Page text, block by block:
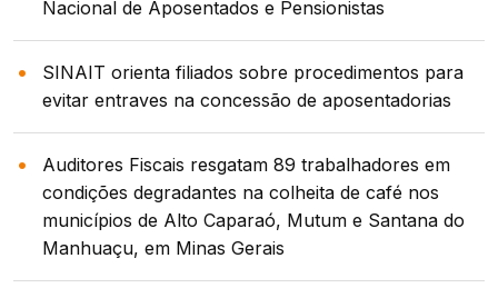
Nacional de Aposentados e Pensionistas
SINAIT orienta filiados sobre procedimentos para
evitar entraves na concessão de aposentadorias
Auditores Fiscais resgatam 89 trabalhadores em
condições degradantes na colheita de café nos
municípios de Alto Caparaó, Mutum e Santana do
Manhuaçu, em Minas Gerais